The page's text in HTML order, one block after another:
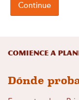
Comience a
Dónde